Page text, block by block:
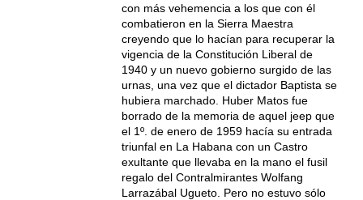
con más vehemencia a los que con él
combatieron en la Sierra Maestra
creyendo que lo hacían para recuperar la
vigencia de la Constitución Liberal de
1940 y un nuevo gobierno surgido de las
urnas, una vez que el dictador Baptista se
hubiera marchado. Huber Matos fue
borrado de la memoria de aquel jeep que
el 1º. de enero de 1959 hacía su entrada
triunfal en La Habana con un Castro
exultante que llevaba en la mano el fusil
regalo del Contralmirantes Wolfang
Larrazábal Ugueto. Pero no estuvo sólo